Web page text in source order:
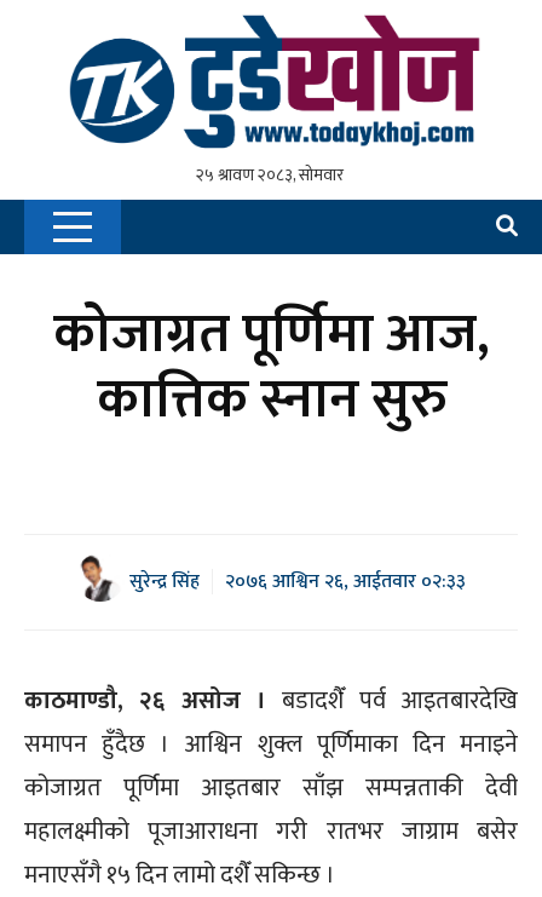
कोजाग्रत पूर्णिमा आज,
कात्तिक स्नान सुरु
सुरेन्द्र सिंह २०७६ आश्विन २६, आईतवार ०२:३३
काठमाण्डौ, २६ असोज ।बडादशैँ पर्व आइतबारदेखि
समापन हुँदैछ । आश्विन शुक्ल पूर्णिमाका दिन मनाइने
कोजाग्रत पूर्णिमा आइतबार साँझ सम्पन्नताकी देवी
महालक्ष्मीको पूजाआराधना गरी रातभर जाग्राम बसेर
मनाएसँगै १५ दिन लामो दशैँ सकिन्छ ।